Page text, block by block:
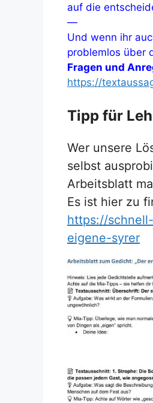
auf die
—
Und wenn ihr
problemlos über
Fragen und
https://
Tipp für
Wer unsere
selbst
Arbeitsblatt
Es ist hier zu
https://
eigene-syrer